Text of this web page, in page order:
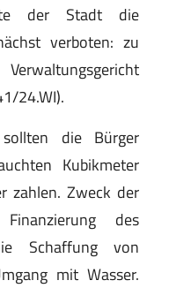
der Stadt die
verboten: zu
24.WI).
die Bürger
Kubikmeter
zahlen. Zweck der
des
Schaffung von
mit Wasser.